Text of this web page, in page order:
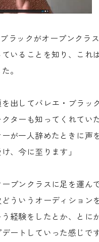
ラックがオープンクラ
いることを知り、これ
。
出してバレエ・ブラッ
ターも知ってくれてい
が一人辞めたときに声
、今に至ります」
プンクラスに足を運ん
ういうオーディション
経験をしたとか、とに
ートしていった感じで